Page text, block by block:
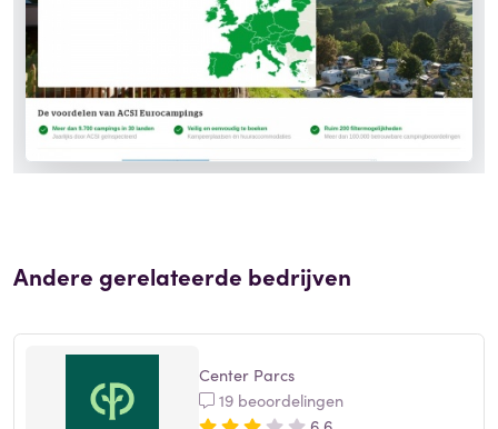
Andere gerelateerde bedrijven
Center Parcs
19 beoordelingen